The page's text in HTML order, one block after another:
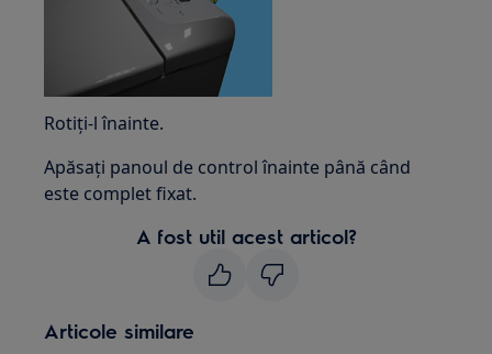
Rotiți-l înainte.
Apăsați panoul de control înainte până când
este complet fixat.
A fost util acest articol?
Articole similare